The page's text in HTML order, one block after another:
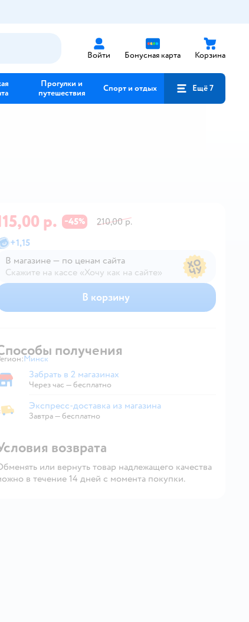
Войти Бонусная карта Корзина
Прогулки и
путешествия
Спорт и отдых Ещё 7
р. −45%
210,00 р.
+1,15
В магазине — по ценам сайта
Скажите на кассе «Хочу как на сайте»
В магазине — по ценам сайта
В корзину
получения
Выбор адреса доставки.
Минск
Забрать в магазине
Забрать в 2 магазинах
Через час — бесплатно
доставка из магазина
Экспресс-доставка из магазина
Завтра—бесплатно
возврата
или вернуть товар надлежащего качества
в течение 14 дней с момента покупки.